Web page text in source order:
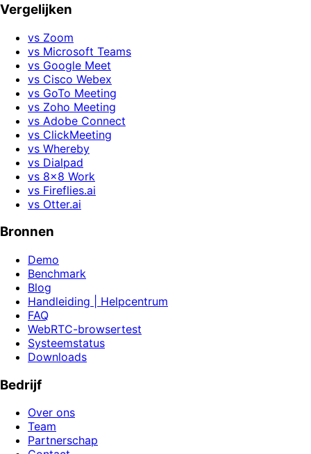
Vergelijken
vs Zoom
vs Microsoft Teams
vs Google Meet
vs Cisco Webex
vs GoTo Meeting
vs Zoho Meeting
vs Adobe Connect
vs ClickMeeting
vs Whereby
vs Dialpad
vs 8x8 Work
vs Fireflies.ai
vs Otter.ai
Bronnen
Demo
Benchmark
Blog
Handleiding | Helpcentrum
FAQ
WebRTC-browsertest
Systeemstatus
Downloads
Bedrijf
Over ons
Team
Partnerschap